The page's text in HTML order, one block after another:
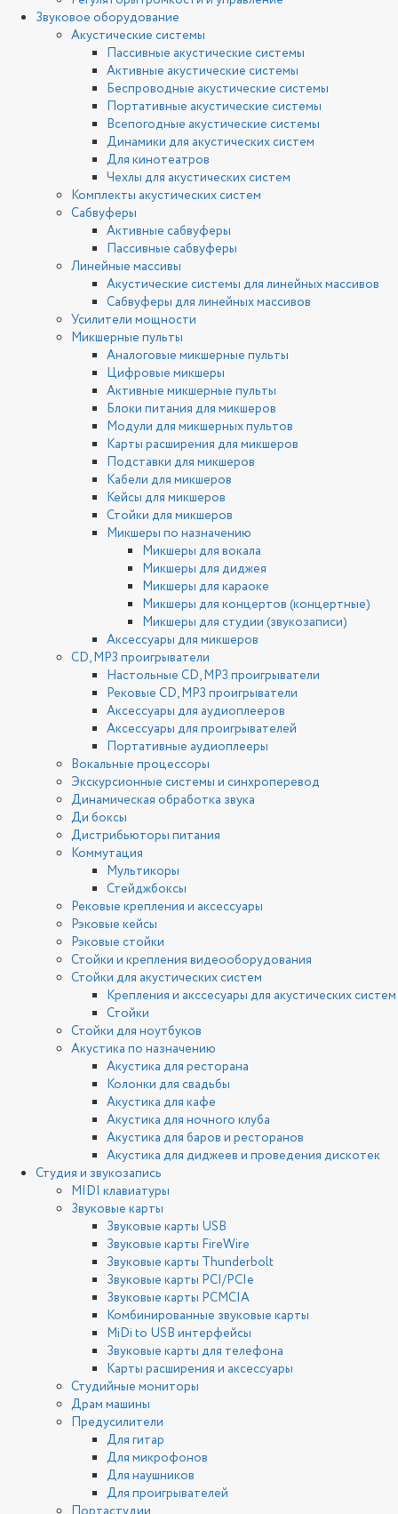
Звуковое оборудование
Акустические системы
Пассивные акустические системы
Активные акустические системы
Беспроводные акустические системы
Портативные акустические системы
Всепогодные акустические системы
Динамики для акустических систем
Для кинотеатров
Чехлы для акустических систем
Комплекты акустических систем
Сабвуферы
Активные сабвуферы
Пассивные сабвуферы
Линейные массивы
Акустические системы для линейных массивов
Сабвуферы для линейных массивов
Усилители мощности
Микшерные пульты
Аналоговые микшерные пульты
Цифровые микшеры
Активные микшерные пульты
Блоки питания для микшеров
Модули для микшерных пультов
Карты расширения для микшеров
Подставки для микшеров
Кабели для микшеров
Кейсы для микшеров
Стойки для микшеров
Микшеры по назначению
Микшеры для вокала
Микшеры для диджея
Микшеры для караоке
Микшеры для концертов (концертные)
Микшеры для студии (звукозаписи)
Аксессуары для микшеров
CD, MP3 проигрыватели
Настольные CD, MP3 проигрыватели
Рековые CD, MP3 проигрыватели
Аксессуары для аудиоплееров
Аксессуары для проигрывателей
Портативные аудиоплееры
Вокальные процессоры
Экскурсионные системы и синхроперевод
Динамическая обработка звука
Ди боксы
Дистрибьюторы питания
Коммутация
Мультикоры
Стейджбоксы
Рековые крепления и аксессуары
Рэковые кейсы
Рэковые стойки
Стойки и крепления видеооборудования
Стойки для акустических систем
Крепления и акссесуары для акустических систем
Стойки
Стойки для ноутбуков
Акустика по назначению
Акустика для ресторана
Колонки для свадьбы
Акустика для кафе
Акустика для ночного клуба
Акустика для баров и ресторанов
Акустика для диджеев и проведения дискотек
Студия и звукозапись
MIDI клавиатуры
Звуковые карты
Звуковые карты USB
Звуковые карты FireWire
Звуковые карты Thunderbolt
Звуковые карты PCI/PCIe
Звуковые карты PCMCIA
Комбинированные звуковые карты
MiDi to USB интерфейсы
Звуковые карты для телефона
Карты расширения и аксессуары
Студийные мониторы
Драм машины
Предусилители
Для гитар
Для микрофонов
Для наушников
Для проигрывателей